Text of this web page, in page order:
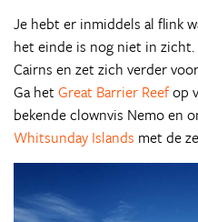
Je hebt er inmiddels al flink
het einde is nog niet in
Cairns en zet zich verder
Ga het Great Barrier Reefop
bekende clownvis Nemo en
Whitsunday Islands met de